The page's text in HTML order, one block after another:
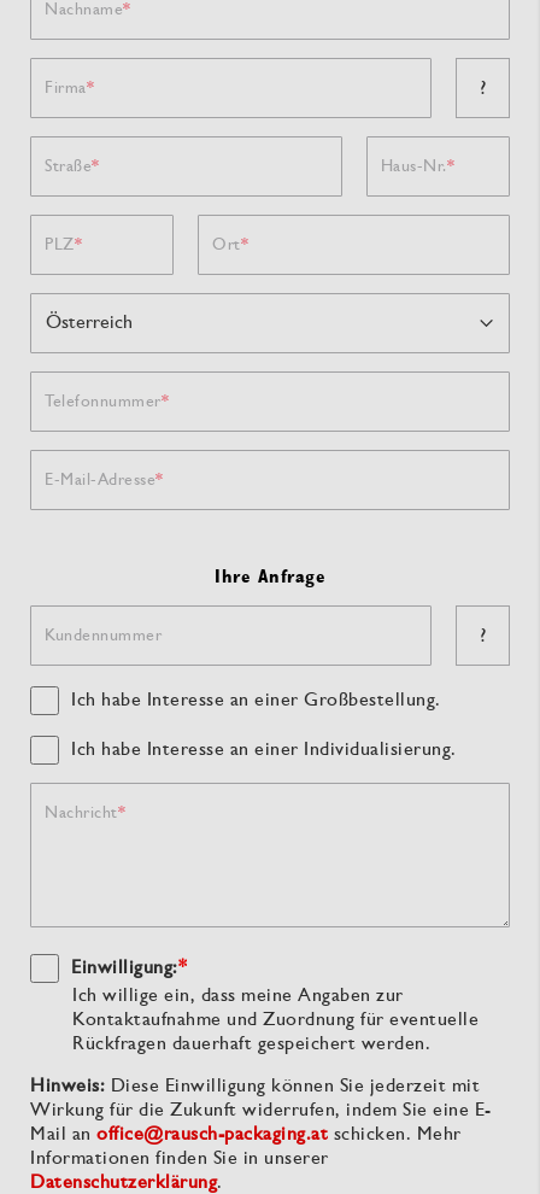
Nachname
Firma ?
Straße Haus-Nr.
PLZ Ort
Telefonnummer
E-Mail-Adresse
Ihre Anfrage
Kundennummer ?
Ich habe Interesse an einer Großbestellung.
Ich habe Interesse an einer Individualisierung.
Nachricht
Einwilligung:*
Ich willige ein, dass meine Angaben zur
Kontaktaufnahme und Zuordnung für eventuelle
Rückfragen dauerhaft gespeichert werden.
Hinweis: Diese Einwilligung können Sie jederzeit mit
Wirkung für die Zukunft widerrufen, indem Sie eine E-
Mail an office@rausch-packaging.at schicken. Mehr
Informationen finden Sie in unserer
Datenschutzerklärung.